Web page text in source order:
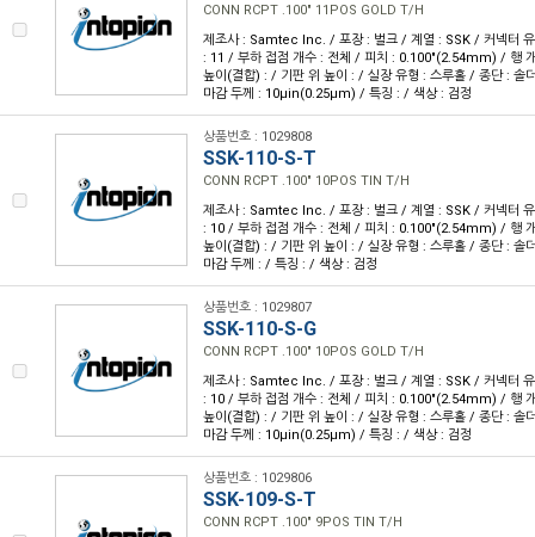
CONN RCPT .100" 11POS GOLD T/H
제조사 : Samtec Inc. / 포장 : 벌크 / 계열 : SSK / 커넥터
: 11 / 부하 접점 개수 : 전체 / 피치 : 0.100"(2.54mm) / 행
높이(결합) : / 기판 위 높이 : / 실장 유형 : 스루홀 / 종단 : 솔
마감 두께 : 10µin(0.25µm) / 특징 : / 색상 : 검정
상품번호 : 1029808
SSK-110-S-T
CONN RCPT .100" 10POS TIN T/H
제조사 : Samtec Inc. / 포장 : 벌크 / 계열 : SSK / 커넥터
: 10 / 부하 접점 개수 : 전체 / 피치 : 0.100"(2.54mm) / 행
높이(결합) : / 기판 위 높이 : / 실장 유형 : 스루홀 / 종단 : 솔
마감 두께 : / 특징 : / 색상 : 검정
상품번호 : 1029807
SSK-110-S-G
CONN RCPT .100" 10POS GOLD T/H
제조사 : Samtec Inc. / 포장 : 벌크 / 계열 : SSK / 커넥터
: 10 / 부하 접점 개수 : 전체 / 피치 : 0.100"(2.54mm) / 행
높이(결합) : / 기판 위 높이 : / 실장 유형 : 스루홀 / 종단 : 솔
마감 두께 : 10µin(0.25µm) / 특징 : / 색상 : 검정
상품번호 : 1029806
SSK-109-S-T
CONN RCPT .100" 9POS TIN T/H